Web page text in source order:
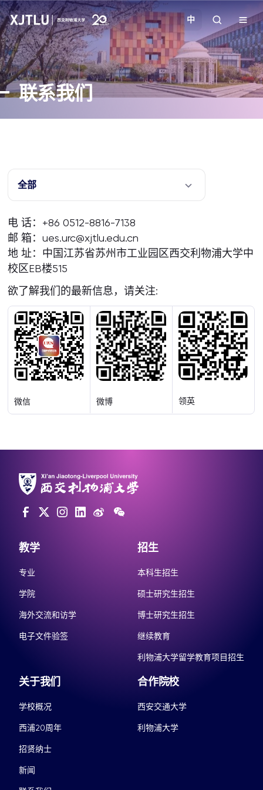
教学
招生
学院
校园生活
关于我们
中
联系我们
全部
电 话：+86 0512-8816-7138
邮 箱：ues.urc@xjtlu.edu.cn
地 址：中国江苏省苏州市工业园区西交利物浦大学中
校区EB楼515
欲了解我们的最新信息，请关注:
微信 微博 领英
教学
专业
学院
海外交流和访学
电子文件验签
招生
本科生招生
硕士研究生招生
博士研究生招生
继续教育
利物浦大学留学教育项目招生
关于我们
学校概况
西浦20周年
招贤纳士
新闻
合作院校
西安交通大学
利物浦大学